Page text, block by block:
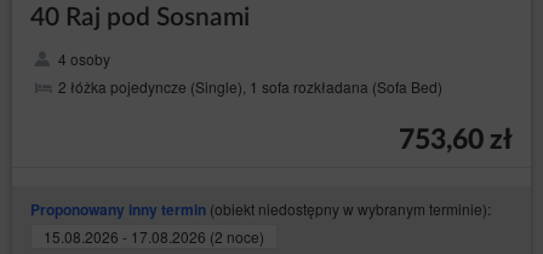
40 Raj pod Sosnami
4 osoby
2 łóżka pojedyncze (Single), 1 sofa rozkładana (Sofa Bed)
753,60 zł
Proponowany inny termin (obiekt niedostępny w wybranym terminie):
15.08.2026 - 17.08.2026 (2 noce)